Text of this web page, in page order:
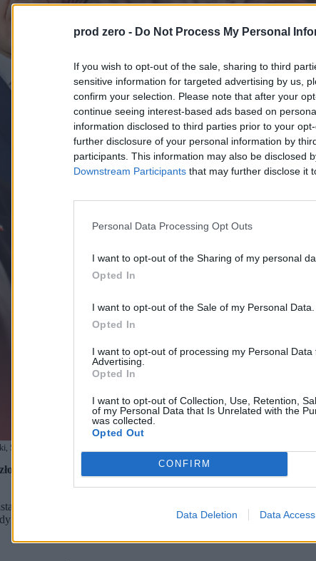
prod zero - Do Not Process My Personal
If you wish to opt-out of the sale, sharing to third
sensitive information for targeted advertising by us,
confirm your selection. Please note that after your
continue seeing interest-based ads based on
information disclosed to third parties prior to your
further disclosure of your personal information by
participants. This information may also be disclosed
Downstream Participants that may further disclose it
Personal Data Processing Opt Outs
I want to opt-out of the Sharing of my personal
Opted In
I want to opt-out of the Sale of my Personal Data.
Opted In
I want to opt-out of processing my Personal Data
Advertising.
Opted In
I want to opt-out of Collection, Use, Retention,
of my Personal Data that Is Unrelated with the
was collected.
Opted Out
CONFIRM
Data Deletion Data Access
SIPAUSA, MARCIN BANASZKIEWICZ, Jacek Herok/Arena Akcji, NEWSPIX.PL,
w czystej postaci” - mówi Donald Tusk. „Tusk to
czy ten manicheizm – dobro kontra zło – przeżyje
w opozycji, nadają w jednym trybie, jakby sytuacja rządzących i